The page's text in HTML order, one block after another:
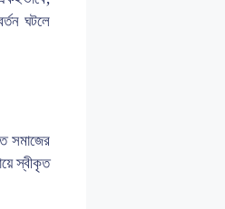
ঘটলে
সমাজের
স্বীকৃত